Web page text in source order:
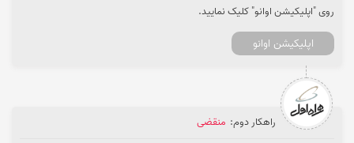
روی "اپلیکیشن اوانو" کلیک نمایید.
اپلیکیشن اوانو
راهکار دوم: منقضی